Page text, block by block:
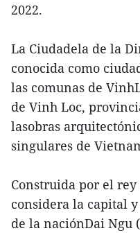
2022.
La Ciudadela de la
conocida como
las comunas de
de Vinh Loc,
lasobras
singulares de
Construida por el rey
considera la capital
de la naciónDai Ngu